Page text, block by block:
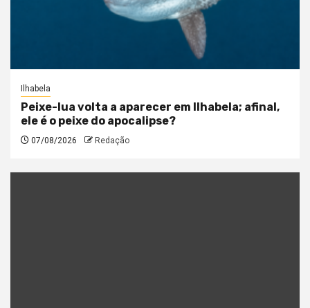
Ilhabela
Peixe-lua volta a aparecer em Ilhabela; afinal,
ele é o peixe do apocalipse?
07/08/2026 Redação